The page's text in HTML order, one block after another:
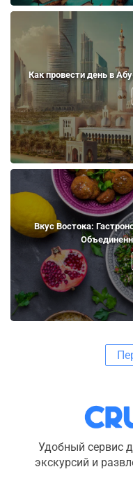
Как провести день в
Вкус Востока:
Удобный сервис
экскурсий и